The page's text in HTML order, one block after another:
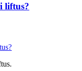
liftus?